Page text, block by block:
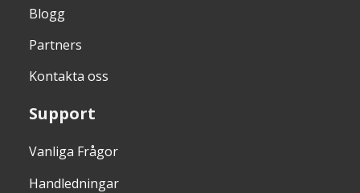
Blogg
Partners
Kontakta oss
Support
Vanliga Frågor
Handledningar